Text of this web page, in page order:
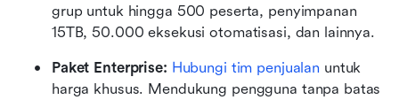
grup untuk hingga 500 peserta, penyimpanan
15TB, 50.000 eksekusi otomatisasi, dan lainnya.
Paket Enterprise: Hubungi tim penjualan untuk
harga khusus. Mendukung pengguna tanpa batas